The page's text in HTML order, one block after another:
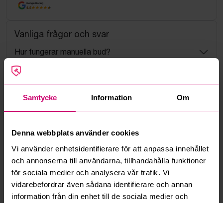
Samtycke Information Om
Denna webbplats använder cookies
Vi använder enhetsidentifierare för att anpassa innehållet
och annonserna till användarna, tillhandahålla funktioner
för sociala medier och analysera vår trafik. Vi
vidarebefordrar även sådana identifierare och annan
information från din enhet till de sociala medier och
Google Rating
4.5
Vanliga frågor och svar
Hur fungerar manuella bud?
Vad innebär serviceavgift?
Vad är ett reservationspris?
Hur fungerar maxbud?
Hur fungerar budmotorn?
Kan jag ångra ett bud?